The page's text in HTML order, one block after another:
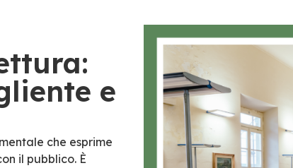
e
che esprime
il pubblico. È